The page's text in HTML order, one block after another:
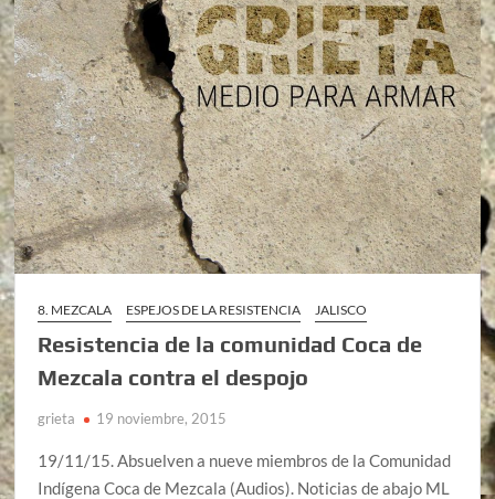
8. MEZCALA ESPEJOS DE LA RESISTENCIA JALISCO
Resistencia de la comunidad Coca de
Mezcala contra el despojo
grieta 19 noviembre, 2015
19/11/15. Absuelven a nueve miembros de la Comunidad
Indígena Coca de Mezcala (Audios). Noticias de abajo ML